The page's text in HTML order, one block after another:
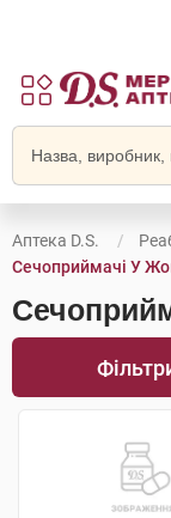
Аптека D.S.
Сечоприймачі У